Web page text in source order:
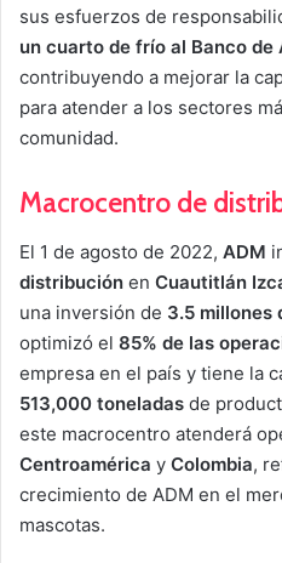
sus esfuerzos de
un cuarto de frío al Banco de
contribuyendo a mejorar la
para atender a los sectores
comunidad.
Macrocentro de
El 1 de agosto de 2022, ADM
distribución en Cuautitlán
una inversión de 3.5 millones
optimizó el 85% de las
empresa en el país y tiene la
513,000 toneladas de
este macrocentro atenderá
Centroamérica y Colombia,
crecimiento de ADM en el
mascotas.